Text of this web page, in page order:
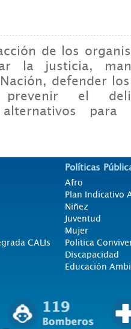
de los
la justicia,
defender
prevenir el
alternativos
CALIs
Políticas
Afro
Plan Indicativo
Niñez
Juventud
Mujer
Politica
Discapacidad
Educación